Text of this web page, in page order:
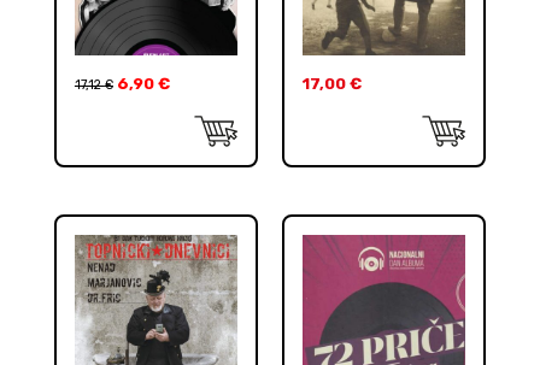
17,12€ 6,90 € 17,00 €